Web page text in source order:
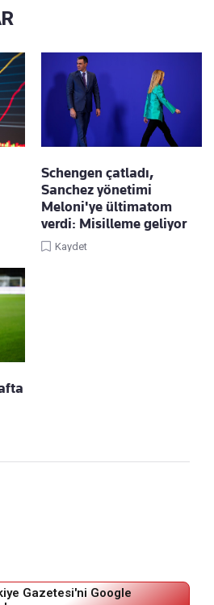
Schengen çatladı,
Sanchez yönetimi
Meloni'ye ültimatom
verdi: Misilleme geliyor
Kaydet
Gazetesi'ni Google